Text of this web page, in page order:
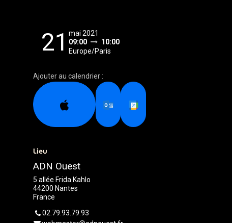
21
mai 2021
09:00
10:00
Europe/Paris
Ajouter au calendrier :
Lieu
ADN Ouest
5 allée Frida Kahlo
44200 Nantes
France
02.79.93.79.93